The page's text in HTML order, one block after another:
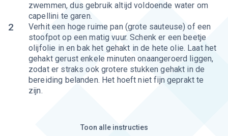
zwemmen, dus gebruik altijd voldoende water om
capellini te garen.
2
Verhit een hoge ruime pan (grote sauteuse) of een
stoofpot op een matig vuur. Schenk er een beetje
olijfolie in en bak het gehakt in de hete olie. Laat het
gehakt gerust enkele minuten onaangeroerd liggen,
zodat er straks ook grotere stukken gehakt in de
bereiding belanden. Het hoeft niet fijn geprakt te
zijn.
Toon alle instructies